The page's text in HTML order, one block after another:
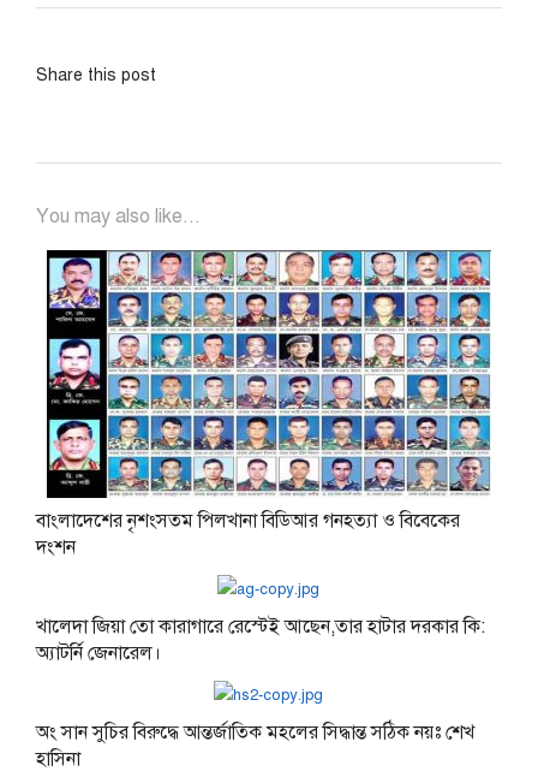
Share this post
You may also like...
বাংলাদেশের নৃশংসতম পিলখানা বিডিআর গনহত্যা ও বিবেকের
দংশন
খালেদা জিয়া তো কারাগারে রেস্টেই আছেন,তার হাটার দরকার কি:
অ্যাটর্নি জেনারেল।
অং সান সুচির বিরুদ্ধে আন্তর্জাতিক মহলের সিদ্ধান্ত সঠিক নয়ঃ শেখ
হাসিনা